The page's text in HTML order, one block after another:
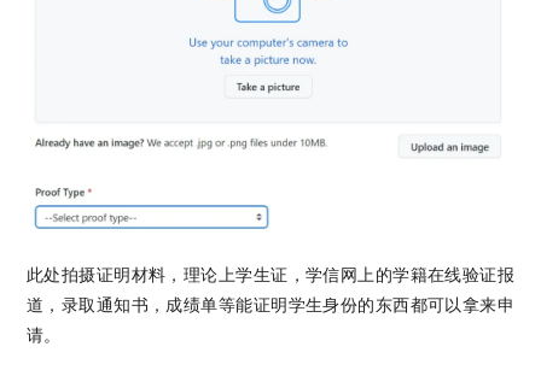
此处拍摄证明材料，理论上学生证，学信网上的学籍在线验证报
道，录取通知书，成绩单等能证明学生身份的东西都可以拿来申
请。